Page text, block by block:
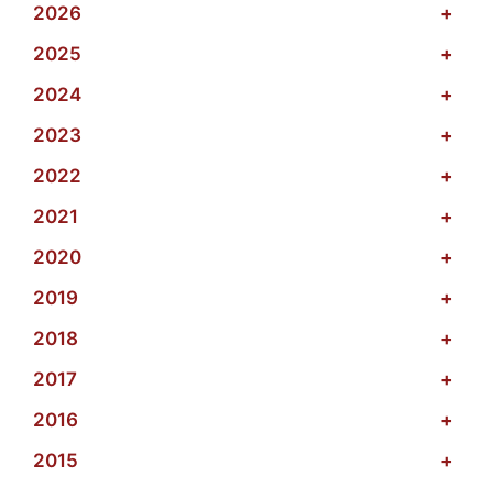
2026
+
2025
+
2024
+
2023
+
2022
+
2021
+
2020
+
2019
+
2018
+
2017
+
2016
+
2015
+